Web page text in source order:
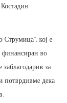
Струмица“, кој е
финансиран во
за
потврдивме дека